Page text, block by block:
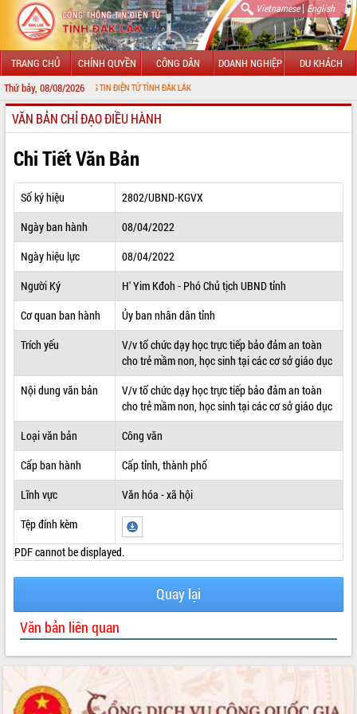
Vietnamese| English
TRANG CHỦ CHÍNH QUYỀN CÔNG DÂN DOANH NGHIỆP DU KHÁCH
Thứ bảy, 08/08/2026
CỔNG THÔNG TIN ĐIỆN TỬ TỈNH ĐẮK LẮK
GIỚI THIỆU
LÃNH ĐẠO UBND TỈNH
TIN TỨC SỰ KIỆN
SỞ, BAN, NGÀNH
THÔNG TIN CHỈ ĐẠO ĐIỀU HÀNH
HỆ THỐNG VĂN BẢN
VĂN BẢN HĐND TỈNH
ĐIỂM TIN VĂN BẢN
VĂN BẢN CHỈ ĐẠO ĐIỀU HÀNH
Chi Tiết Văn Bản
Số ký hiệu
2802/UBND-KGVX
Ngày ban hành
08/04/2022
Ngày hiệu lực
08/04/2022
Người Ký
H' Yim Kđoh - Phó Chủ tịch UBND tỉnh
Cơ quan ban hành
Ủy ban nhân dân tỉnh
Trích yếu
V/v tổ chức dạy học trực tiếp bảo đảm an toàn
cho trẻ mầm non, học sinh tại các cơ sở giáo dục
Nội dung văn bản
V/v tổ chức dạy học trực tiếp bảo đảm an toàn
cho trẻ mầm non, học sinh tại các cơ sở giáo dục
Loại văn bản
Công văn
Cấp ban hành
Cấp tỉnh, thành phố
Lĩnh vực
Văn hóa - xã hội
Tệp đính kèm
PDF cannot be displayed.
Quay lại
Văn bản liên quan